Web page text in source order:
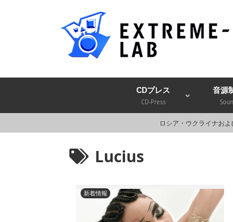
CDプレス
CD-Press
音源
ロシア・ウクライナお
Lucius
新着情報